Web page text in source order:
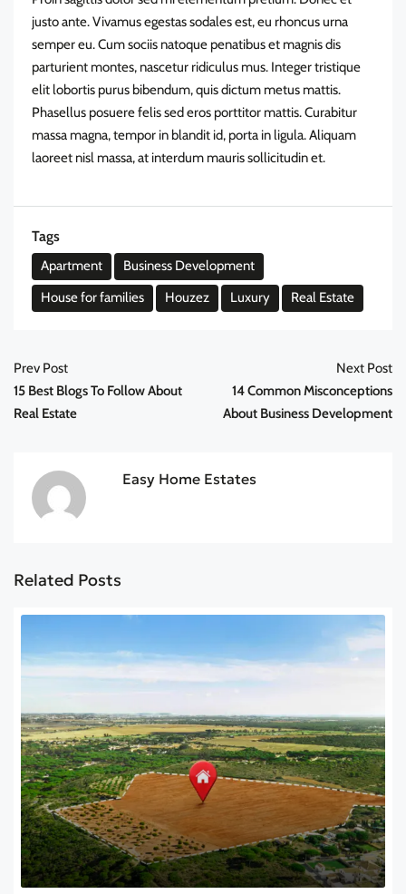
justo ante. Vivamus egestas sodales est, eu rhoncus urna
semper eu. Cum sociis natoque penatibus et magnis dis
parturient montes, nascetur ridiculus mus. Integer tristique
elit lobortis purus bibendum, quis dictum metus mattis.
Phasellus posuere felis sed eros porttitor mattis. Curabitur
massa magna, tempor in blandit id, porta in ligula. Aliquam
laoreet nisl massa, at interdum mauris sollicitudin et.
Tags
Apartment
Business Development
House for families
Houzez Luxury Real Estate
Prev Post
15 Best Blogs To Follow About
Real Estate
Next Post
14 Common Misconceptions
About Business Development
Easy Home Estates
Related Posts